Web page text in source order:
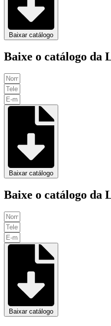
Baixar catálogo
Baixe o catálogo da
Baixar catálogo
Baixe o catálogo da
Baixar catálogo